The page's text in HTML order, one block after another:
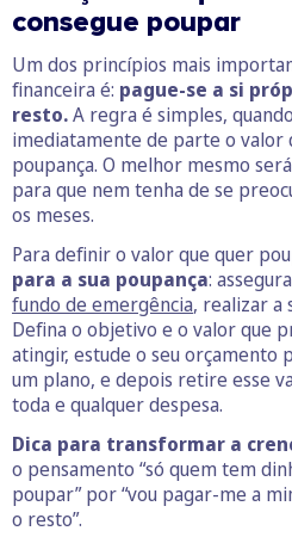
consegue poupar
Um dos princípios mais
financeira é: pague-se a si
resto.A regra é simples,
imediatamente de parte o valor
poupança. O melhor mesmo
para que nem tenha de se
os meses.
Para definir o valor que quer
para a sua poupança:
fundo de emergência, realizar a
Defina o objetivo e o valor que
atingir, estude o seu orçamento
um plano, e depois retire esse
toda e qualquer despesa.
Dica para transformar a
o pensamento “só quem tem
poupar” por “vou pagar-me a
o resto”.